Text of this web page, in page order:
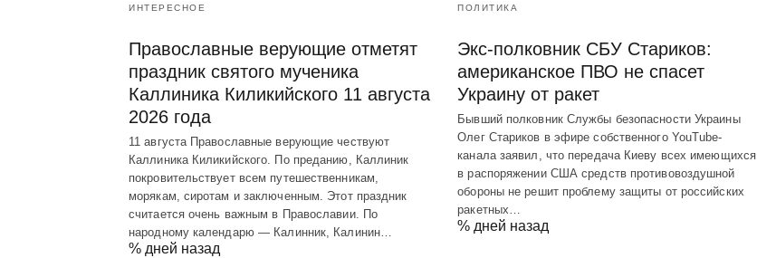
ИНТЕРЕСНОЕ
Православные верующие отметят
праздник святого мученика
Каллиника Киликийского 11 августа
2026 года
11 августа Православные верующие чествуют
Каллиника Киликийского. По преданию, Каллиник
покровительствует всем путешественникам,
морякам, сиротам и заключенным. Этот праздник
считается очень важным в Православии. По
народному календарю — Калинник, Калинин…
% дней назад
ПОЛИТИКА
Экс-полковник СБУ Стариков:
американское ПВО не спасет
Украину от ракет
Бывший полковник Службы безопасности Украины
Олег Стариков в эфире собственного YouTube-
канала заявил, что передача Киеву всех имеющихся
в распоряжении США средств противовоздушной
обороны не решит проблему защиты от российских
ракетных…
% дней назад